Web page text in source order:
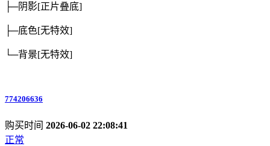
├─阴影[正片叠底]
├─底色[无特效]
└─背景[无特效]
774206636
购买时间 2026-06-02 22:08:41
正常